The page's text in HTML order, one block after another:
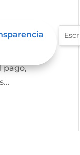
le
pago,